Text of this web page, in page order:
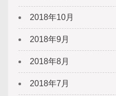
2018年10月
2018年9月
2018年8月
2018年7月